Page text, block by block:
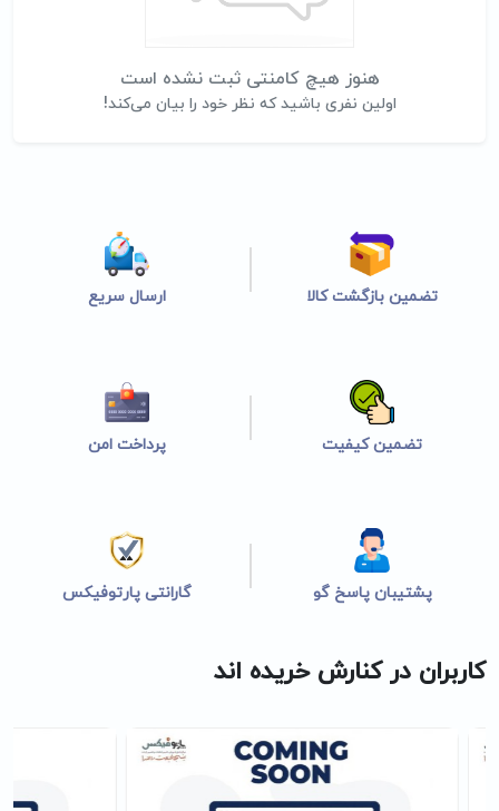
هنوز هیچ کامنتی ثبت نشده است
اولین نفری باشید که نظر خود را بیان می‌کند!
تضمین بازگشت کالا ارسال سریع
تضمین کیفیت پرداخت امن
پشتیبان پاسخ گو گارانتی پارتوفیکس
کاربران در کنارش خریده اند